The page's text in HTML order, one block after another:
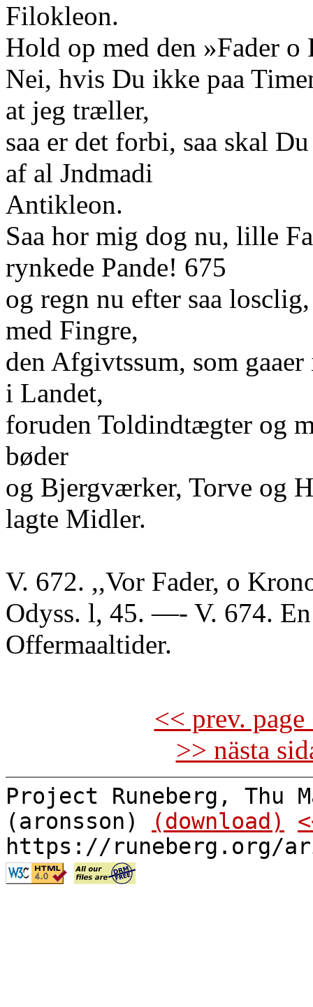
Filokleon.
Hold op med den »Fader o
Nei, hvis Du ikke paa
at jeg træller,
saa er det forbi, saa skal
af al Jndmadi
Antikleon.
Saa hor mig dog nu, lille
rynkede Pande! 675
og regn nu efter saa
med Fingre,
den Afgivtssum, som
i Landet,
foruden Toldindtægter og
bøder
og Bjergværker, Torve og
lagte Midler.
V. 672. ,,Vor Fader, o
Odyss. l, 45. —- V. 674.
Offermaaltider.
<< prev.
>> nästa
Project Runeberg, Thu
(aronsson)
(download)
https://runeberg.org/